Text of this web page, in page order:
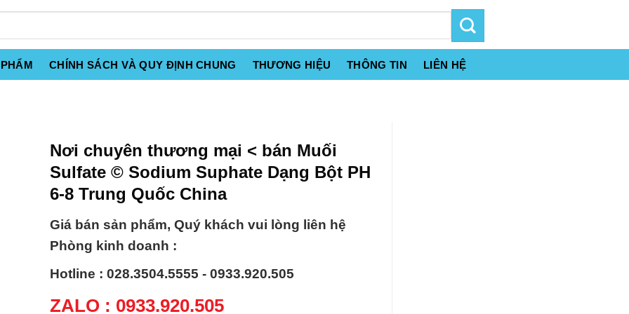
CHÍNH SÁCH VÀ QUY ĐỊNH CHUNG THƯƠNG HIỆU THÔNG TIN LIÊN HỆ
Nơi chuyên thương mại < bán Muối
Sulfate © Sodium Suphate Dạng Bột PH
6-8 Trung Quốc China
Giá bán sản phẩm, Quý khách vui lòng liên hệ
Phòng kinh doanh :
Hotline : 028.3504.5555 - 0933.920.505
ZALO : 0933.920.505